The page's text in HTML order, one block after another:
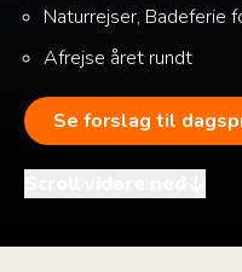
Naturrejser, Badeferie
Afrejse året rundt
Se forslag til